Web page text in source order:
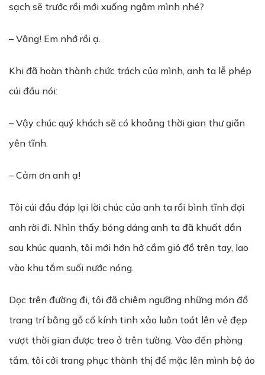
sạch sẽ trước rồi mới xuống ngâm mình nhé?
– Vâng! Em nhớ rồi ạ.
Khi đã hoàn thành chức trách của mình, anh ta lễ phép
cúi đầu nói:
– Vậy chúc quý khách sẽ có khoảng thời gian thư giãn
yên tĩnh.
– Cảm ơn anh ạ!
Tôi cúi đầu đáp lại lời chúc của anh ta rồi bình tĩnh đợi
anh rời đi. Nhìn thấy bóng dáng anh ta đã khuất dần
sau khúc quanh, tôi mới hớn hở cầm giỏ đồ trên tay, lao
vào khu tắm suối nước nóng.
Dọc trên đường đi, tôi đã chiêm ngưỡng những món đồ
trang trí bằng gỗ cổ kính tinh xảo luôn toát lên vẻ đẹp
vượt thời gian được treo ở trên tường. Vào đến phòng
tắm, tôi cởi trang phục thành thị để mặc lên mình bộ áo